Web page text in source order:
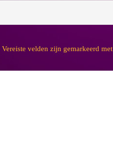
Vereiste velden zijn gemarkeerd met